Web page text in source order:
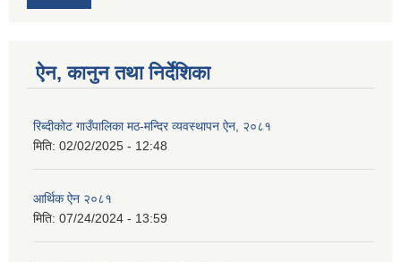
ऐन, कानुन तथा निर्देशिका
रिब्दीकोट गाउँपालिका मठ-मन्दिर व्यवस्थापन ऐन, २०८१
मिति: 02/02/2025 - 12:48
आर्थिक ऐन २०८१
मिति: 07/24/2024 - 13:59